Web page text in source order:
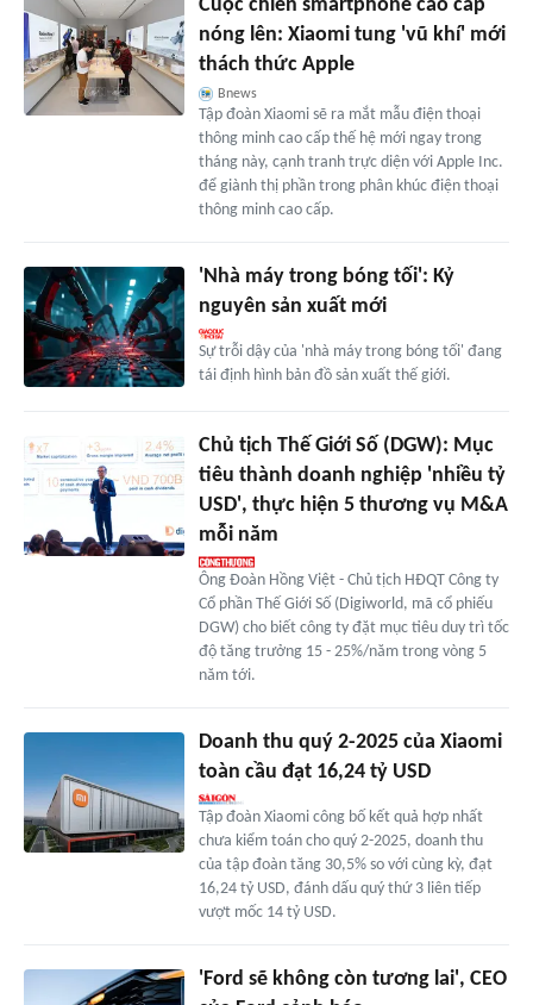
Cuộc chiến smartphone cao cấp
nóng lên: Xiaomi tung 'vũ khí' mới
thách thức Apple
Bnews
Tập đoàn Xiaomi sẽ ra mắt mẫu điện thoại
thông minh cao cấp thế hệ mới ngay trong
tháng này, cạnh tranh trực diện với Apple Inc.
để giành thị phần trong phân khúc điện thoại
thông minh cao cấp.
'Nhà máy trong bóng tối': Kỷ
nguyên sản xuất mới
Sự trỗi dậy của 'nhà máy trong bóng tối' đang
tái định hình bản đồ sản xuất thế giới.
Chủ tịch Thế Giới Số (DGW): Mục
tiêu thành doanh nghiệp 'nhiều tỷ
USD', thực hiện 5 thương vụ M&A
mỗi năm
Ông Đoàn Hồng Việt - Chủ tịch HĐQT Công ty
Cổ phần Thế Giới Số (Digiworld, mã cổ phiếu
DGW) cho biết công ty đặt mục tiêu duy trì tốc
độ tăng trưởng 15 - 25%/năm trong vòng 5
năm tới.
Doanh thu quý 2-2025 của Xiaomi
toàn cầu đạt 16,24 tỷ USD
Tập đoàn Xiaomi công bố kết quả hợp nhất
chưa kiểm toán cho quý 2-2025, doanh thu
của tập đoàn tăng 30,5% so với cùng kỳ, đạt
16,24 tỷ USD, đánh dấu quý thứ 3 liên tiếp
vượt mốc 14 tỷ USD.
'Ford sẽ không còn tương lai', CEO